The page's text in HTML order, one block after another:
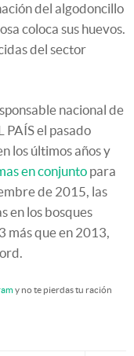
del algodoncillo
coloca sus huevos.
del sector
nacional de
PAÍS el pasado
los últimos años y
en conjunto para
de 2015, las
en los bosques
más que en 2013,
y no te pierdas tu ración